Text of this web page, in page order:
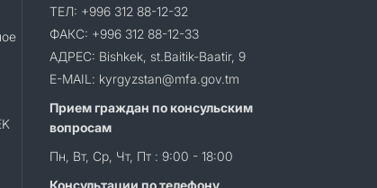
ТЕЛ: +996 312 88-12-32
ФАКС: +996 312 88-12-33
АДРЕС: Bishkek, st.Baitik-Baatir, 9
E-MAIL: kyrgyzstan@mfa.gov.tm
Прием граждан по консульским
вопросам
Пн, Вт, Ср, Чт, Пт : 9:00 - 18:00
Консультации по телефону